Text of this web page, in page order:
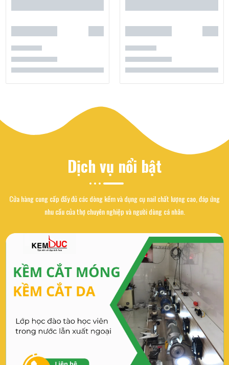
Dịch vụ nổi bật
Cửa hàng cung cấp đầy đủ các dòng kềm và dụng cụ nail chất lượng cao, đáp ứng
nhu cầu của thợ chuyên nghiệp và người dùng cá nhân.